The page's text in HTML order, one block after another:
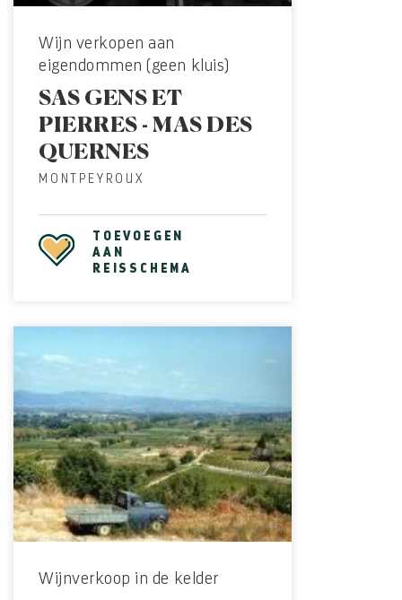
Wijn verkopen aan
eigendommen (geen kluis)
SAS GENS ET
PIERRES - MAS DES
QUERNES
MONTPEYROUX
TOEVOEGEN
AAN
REISSCHEMA
Wijnverkoop in de kelder